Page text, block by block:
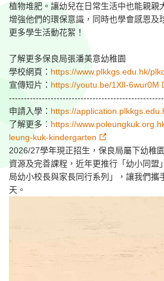
植物堆肥。讓幼兒在日常生活中也能親親
增強他們的環保意識，同時也學會感恩及
更多學生活動花絮！⁣
了解更多保良局張潘美意幼稚園⁣
學校網頁： https://www.plkkgs.edu.hk/
宣傳短片： https://youtu.be/1XlI-6wur0M⁣
申請入學： https://
了解更多︰ https://
leung-kuk-kindergarten
2026/27學年現正招生，保良局屬下幼稚
資源及完善課程，近年更推行「幼小同盟
局幼小校長與家長同行系列」，讓我們攜
天。⁣